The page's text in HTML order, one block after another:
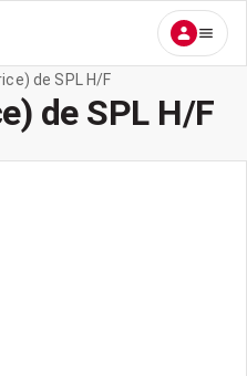
de SPL H/F
de SPL H/F